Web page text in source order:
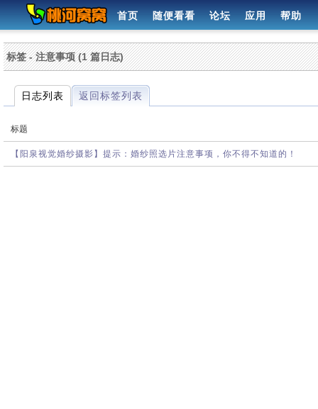
首页 随便看看 论坛 应用 帮助
标签 - 注意事项 (1 篇日志)
日志列表 返回标签列表
标题
【阳泉视觉婚纱摄影】提示：婚纱照选片注意事项，你不得不知道的！